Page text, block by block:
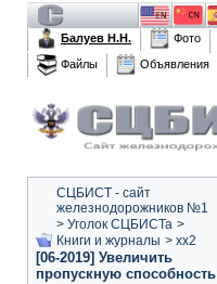
Балуев Н.Н.
Фото
Файлы
Объявления
СЦБИСТ - сайт
железнодорожников №1
> Уголок СЦБИСТа >
Книги и журналы > xx2
[06-2019] Увеличить
пропускную способность